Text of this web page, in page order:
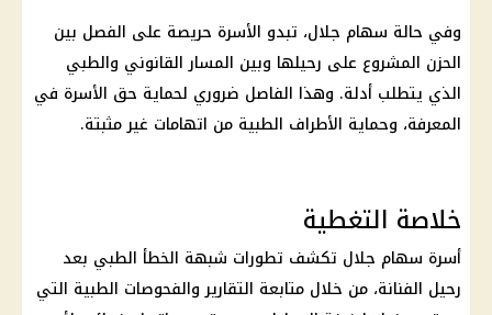
وفي حالة سهام جلال، تبدو الأسرة حريصة على الفصل بين
الحزن المشروع على رحيلها وبين المسار القانوني والطبي
الذي يتطلب أدلة. وهذا الفاصل ضروري لحماية حق الأسرة في
المعرفة، وحماية الأطراف الطبية من اتهامات غير مثبتة.
خلاصة التغطية
أسرة سهام جلال تكشف تطورات شبهة الخطأ الطبي بعد
رحيل الفنانة، من خلال متابعة التقارير والفحوصات الطبية التي